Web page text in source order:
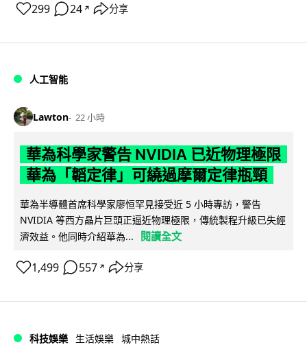
299 24 ↗ 分享
人工智能
Lawton 22 小時
華為科學家警告 NVIDIA 已近物理極限
華為「韜定律」可繞過摩爾定律瓶頸
華為半導體首席科學家廖恒罕見接受近 5 小時專訪，警告
NVIDIA 等西方晶片巨頭正逼近物理極限，傳統製程升級已失經
濟效益。他同時介紹華為...
閱讀全文
1,499 557 ↗ 分享
科技娛樂 生活娛樂 城中熱話